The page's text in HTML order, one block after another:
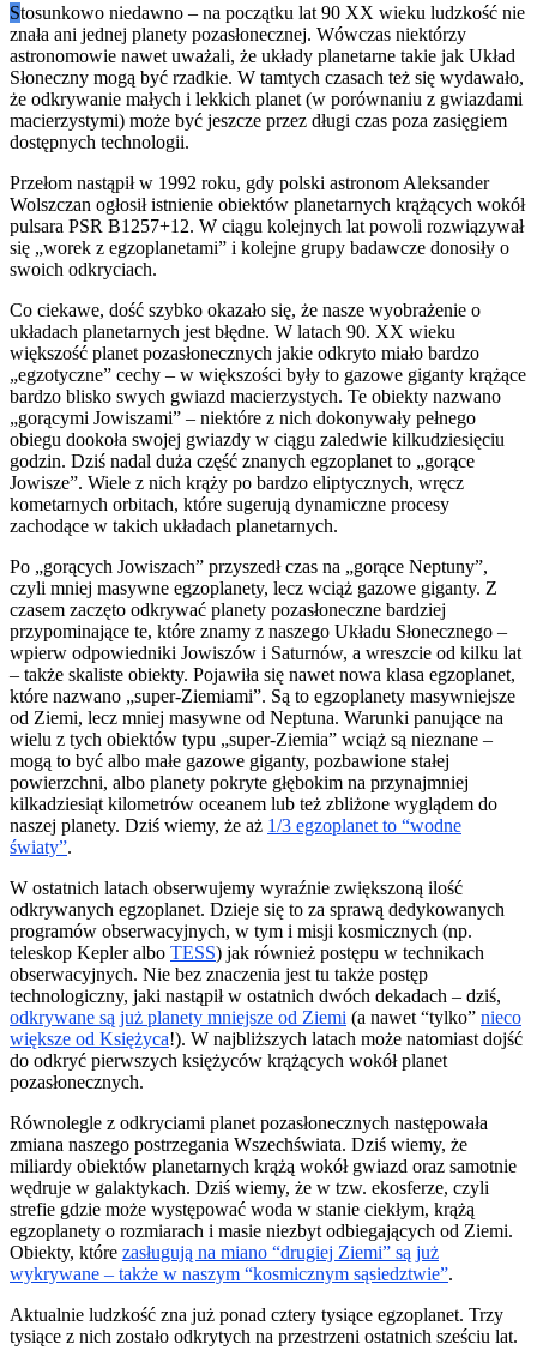
Stosunkowo niedawno – na początku lat 90 XX wieku ludzkość nie
znała ani jednej planety pozasłonecznej. Wówczas niektórzy
astronomowie nawet uważali, że układy planetarne takie jak Układ
Słoneczny mogą być rzadkie. W tamtych czasach też się wydawało,
że odkrywanie małych i lekkich planet (w porównaniu z gwiazdami
macierzystymi) może być jeszcze przez długi czas poza zasięgiem
dostępnych technologii.
Przełom nastąpił w 1992 roku, gdy polski astronom Aleksander
Wolszczan ogłosił istnienie obiektów planetarnych krążących wokół
pulsara PSR B1257+12. W ciągu kolejnych lat powoli rozwiązywał
się „worek z egzoplanetami” i kolejne grupy badawcze donosiły o
swoich odkryciach.
Co ciekawe, dość szybko okazało się, że nasze wyobrażenie o
układach planetarnych jest błędne. W latach 90. XX wieku
większość planet pozasłonecznych jakie odkryto miało bardzo
„egzotyczne” cechy – w większości były to gazowe giganty krążące
bardzo blisko swych gwiazd macierzystych. Te obiekty nazwano
„gorącymi Jowiszami” – niektóre z nich dokonywały pełnego
obiegu dookoła swojej gwiazdy w ciągu zaledwie kilkudziesięciu
godzin. Dziś nadal duża część znanych egzoplanet to „gorące
Jowisze”. Wiele z nich krąży po bardzo eliptycznych, wręcz
kometarnych orbitach, które sugerują dynamiczne procesy
zachodące w takich układach planetarnych.
Po „gorących Jowiszach” przyszedł czas na „gorące Neptuny”,
czyli mniej masywne egzoplanety, lecz wciąż gazowe giganty. Z
czasem zaczęto odkrywać planety pozasłoneczne bardziej
przypominające te, które znamy z naszego Układu Słonecznego –
wpierw odpowiedniki Jowiszów i Saturnów, a wreszcie od kilku lat
– także skaliste obiekty. Pojawiła się nawet nowa klasa egzoplanet,
które nazwano „super-Ziemiami”. Są to egzoplanety masywniejsze
od Ziemi, lecz mniej masywne od Neptuna. Warunki panujące na
wielu z tych obiektów typu „super-Ziemia” wciąż są nieznane –
mogą to być albo małe gazowe giganty, pozbawione stałej
powierzchni, albo planety pokryte głębokim na przynajmniej
kilkadziesiąt kilometrów oceanem lub też zbliżone wyglądem do
naszej planety. Dziś wiemy, że aż 1/3 egzoplanet to “wodne
światy”.
W ostatnich latach obserwujemy wyraźnie zwiększoną ilość
odkrywanych egzoplanet. Dzieje się to za sprawą dedykowanych
programów obserwacyjnych, w tym i misji kosmicznych (np.
teleskop Kepler albo TESS) jak również postępu w technikach
obserwacyjnych. Nie bez znaczenia jest tu także postęp
technologiczny, jaki nastąpił w ostatnich dwóch dekadach – dziś,
odkrywane są już planety mniejsze od Ziemi (a nawet “tylko” nieco
większe od Księżyca!). W najbliższych latach może natomiast dojść
do odkryć pierwszych księżyców krążących wokół planet
pozasłonecznych.
Równolegle z odkryciami planet pozasłonecznych następowała
zmiana naszego postrzegania Wszechświata. Dziś wiemy, że
miliardy obiektów planetarnych krążą wokół gwiazd oraz samotnie
wędruje w galaktykach. Dziś wiemy, że w tzw. ekosferze, czyli
strefie gdzie może występować woda w stanie ciekłym, krążą
egzoplanety o rozmiarach i masie niezbyt odbiegających od Ziemi.
Obiekty, które zasługują na miano “drugiej Ziemi” są już
wykrywane – także w naszym “kosmicznym sąsiedztwie”.
Aktualnie ludzkość zna już ponad cztery tysiące egzoplanet. Trzy
tysiące z nich zostało odkrytych na przestrzeni ostatnich sześciu lat.